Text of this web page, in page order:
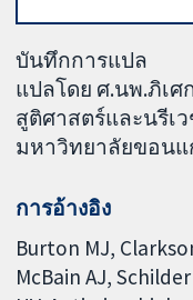
บันทึกการแปล
แปลโดย ศ.นพ.ภิเ
สูติศาสตร์และนรีเ
มหาวิทยาลัยขอนแ
การอ้างอิง
Burton MJ,
McBain AJ,